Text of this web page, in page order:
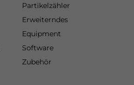
Partikelzähler
Erweiterndes
Equipment
Software
Zubehör